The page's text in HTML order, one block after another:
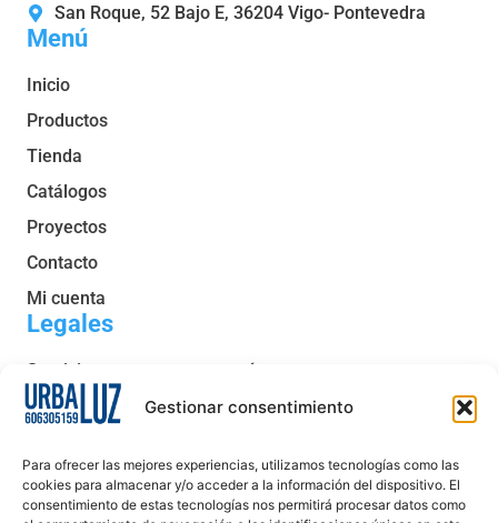
Gestionar consentimiento
Para ofrecer las mejores experiencias, utilizamos tecnologías como las
cookies para almacenar y/o acceder a la información del dispositivo. El
consentimiento de estas tecnologías nos permitirá procesar datos como
Menú
Inicio
Productos
Tienda
Catálogos
Proyectos
Contacto
Mi cuenta
Legales
Servicio post venta y garantía
Condiciones generales de venta
Política de cookies
Aviso legal
San Roque, 52 Bajo E, 36204 Vigo- Pontevedra